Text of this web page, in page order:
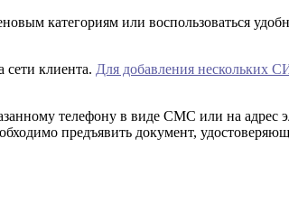
категориям или воспользоваться
клиента. Для добавления нескольких
телефону в виде СМС или на адрес
предъявить документ,